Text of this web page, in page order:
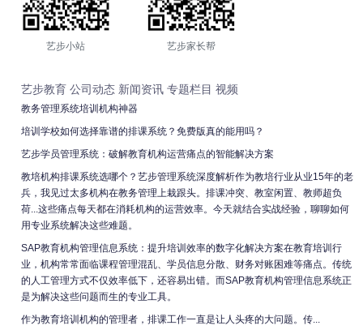
艺步小站 艺步家长帮
艺步教育 公司动态 新闻资讯 专题栏目 视频
教务管理系统培训机构神器
培训学校如何选择靠谱的排课系统？免费版真的能用吗？
艺步学员管理系统：破解教育机构运营痛点的智能解决方案
教培机构排课系统选哪个？艺步管理系统深度解析作为教培行业从业15年的老
兵，我见过太多机构在教务管理上栽跟头。排课冲突、教室闲置、教师超负
荷...这些痛点每天都在消耗机构的运营效率。今天就结合实战经验，聊聊如何
用专业系统解决这些难题。
SAP教育机构管理信息系统：提升培训效率的数字化解决方案在教育培训行
业，机构常常面临课程管理混乱、学员信息分散、财务对账困难等痛点。传统
的人工管理方式不仅效率低下，还容易出错。而SAP教育机构管理信息系统正
是为解决这些问题而生的专业工具。
作为教育培训机构的管理者，排课工作一直是让人头疼的大问题。传...